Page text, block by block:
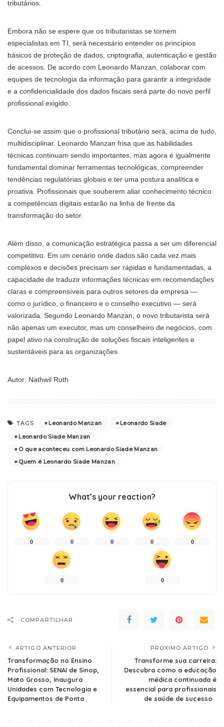
tributários.
Embora não se espere que os tributaristas se tornem
especialistas em TI, será necessário entender os princípios
básicos de proteção de dados, criptografia, autenticação e gestão
de acessos. De acordo com Leonardo Manzan, colaborar com
equipes de tecnologia da informação para garantir a integridade
e a confidencialidade dos dados fiscais será parte do novo perfil
profissional exigido.
Conclui-se assim que o profissional tributário será, acima de tudo,
multidisciplinar. Leonardo Manzan frisa que as habilidades
técnicas continuam sendo importantes, mas agora é igualmente
fundamental dominar ferramentas tecnológicas, compreender
tendências regulatórias globais e ter uma postura analítica e
proativa. Profissionais que souberem aliar conhecimento técnico
a competências digitais estarão na linha de frente da
transformação do setor.
Além disso, a comunicação estratégica passa a ser um diferencial
competitivo. Em um cenário onde dados são cada vez mais
complexos e decisões precisam ser rápidas e fundamentadas, a
capacidade de traduzir informações técnicas em recomendações
claras e compreensíveis para outros setores da empresa —
como o jurídico, o financeiro e o conselho executivo — será
valorizada. Segundo Leonardo Manzan, o novo tributarista será
não apenas um executor, mas um conselheiro de negócios, com
papel ativo na construção de soluções fiscais inteligentes e
sustentáveis para as organizações.
Autor: Nathwil Ruth
TAGS: Leonardo Manzan
Leonardo Siade
Leonardo Siade Manzan
O que aconteceu com Leonardo Siade Manzan
Quem é Leonardo Siade Manzan
What’s your reaction?
0 0 0 0 0
0 0
COMPARTILHAR
ARTIGO ANTERIOR
Transformação no Ensino
Profissional: SENAI de Sinop,
Mato Grosso, Inaugura
Unidades com Tecnologia e
Equipamentos de Ponta
PROXIMO ARTIGO
Transforme sua carreira:
Descubra como a educação
médica continuada é
essencial para profissionais
de saúde de sucesso